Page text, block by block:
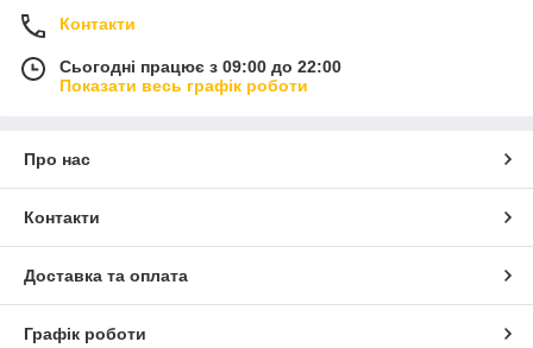
Контакти
Сьогодні працює з 09:00 до 22:00
Показати весь графік роботи
Про нас
Контакти
Доставка та оплата
Графік роботи